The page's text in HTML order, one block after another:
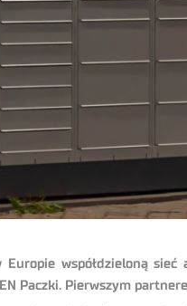
Europie współdzieloną
Paczki. Pierwszym